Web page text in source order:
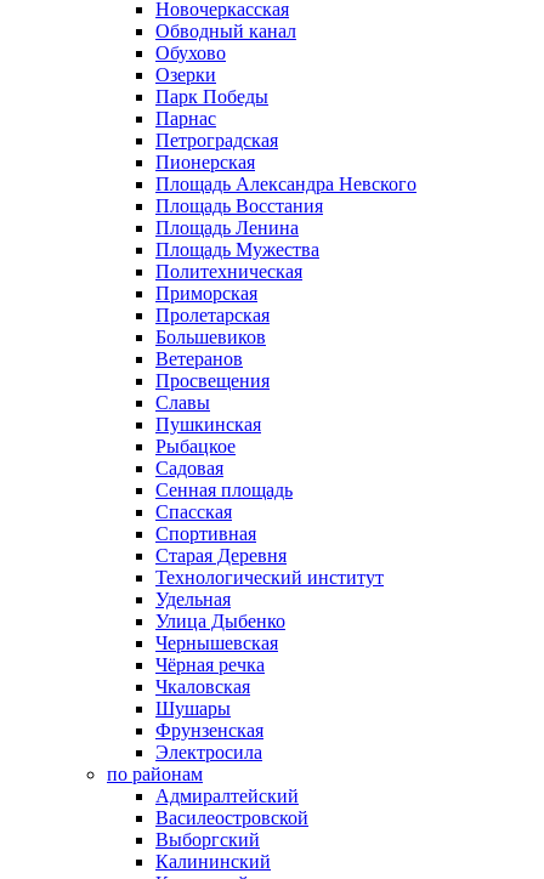
Новочеркасская
Обводный канал
Обухово
Озерки
Парк Победы
Парнас
Петроградская
Пионерская
Площадь Александра Невского
Площадь Восстания
Площадь Ленина
Площадь Мужества
Политехническая
Приморская
Пролетарская
Большевиков
Ветеранов
Просвещения
Славы
Пушкинская
Рыбацкое
Садовая
Сенная площадь
Спасская
Спортивная
Старая Деревня
Технологический институт
Удельная
Улица Дыбенко
Чернышевская
Чёрная речка
Чкаловская
Шушары
Фрунзенская
Электросила
по районам
Адмиралтейский
Василеостровской
Выборгский
Калининский